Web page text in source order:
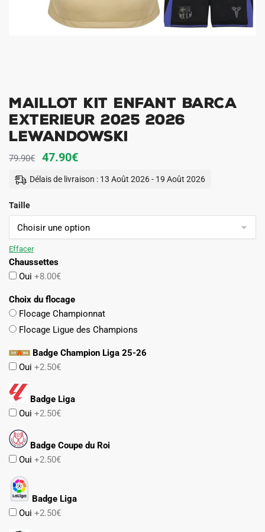
Maillot Kit Enfant Barca
Exterieur 2025 2026
Lewandowski
79.90€
Le
prix
79.90€.
47.90€Le
prix
47.90€.
Délais de livraison : 13 Août 2026 - 19 Août 2026
Taille
Effacer
Chaussettes
Oui +8.00€
Choix du flocage
Flocage Championnat
Flocage Ligue des Champions
Badge Champion Liga 25-26
Oui +2.50€
Badge Liga
Oui +2.50€
Badge Coupe du Roi
Oui +2.50€
Badge Liga
Oui +2.50€